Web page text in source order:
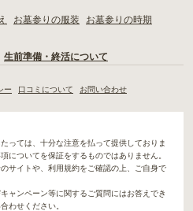
お墓参りの服装
お墓参りの時期
生前準備・終活について
ー 口コミについて お問い合わせ
っては、十分な注意を払って提供しておりま
についてを保証をするものではありません。
サイトや、利用規約をご確認の上、ご自身で
ャンペーン等に関するご質問にはお答えでき
わせください。